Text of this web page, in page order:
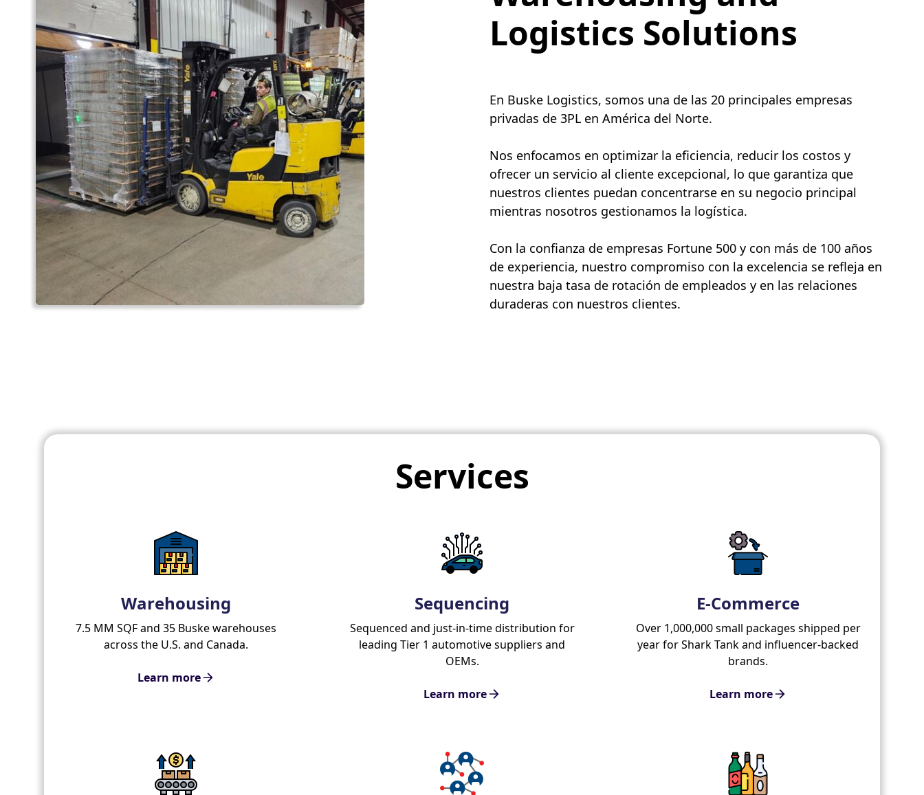
Logistics Solutions
En Buske Logistics, somos una de las 20 principales empresas
privadas de 3PL en América del Norte.
Nos enfocamos en optimizar la eficiencia, reducir los costos y
ofrecer un servicio al cliente excepcional, lo que garantiza que
nuestros clientes puedan concentrarse en su negocio principal
mientras nosotros gestionamos la logística.
Con la confianza de empresas Fortune 500 y con más de 100 años
de experiencia, nuestro compromiso con la excelencia se refleja en
nuestra baja tasa de rotación de empleados y en las relaciones
duraderas con nuestros clientes.
Services
Warehousing
7.5 MM SQF and 35 Buske warehouses
across the U.S. and Canada.
Learn more
Sequencing
Sequenced and just-in-time distribution for
leading Tier 1 automotive suppliers and
OEMs.
Learn more
E-Commerce
Over 1,000,000 small packages shipped per
year for Shark Tank and influencer-backed
brands.
Learn more